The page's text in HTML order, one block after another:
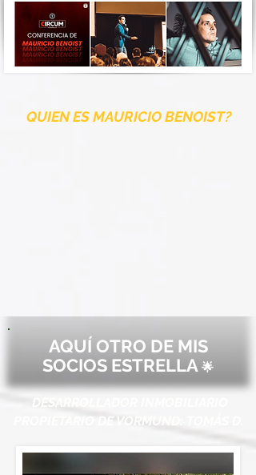
QUIEN ES MAURICIO BENOIST?
AQUÍ OTRO DE MIS
SOCIOS ESTRELLA 🌟
DESARROLLADOR INMOBILIARIO
PROPIETARIO DE VORMUND: TOMÁS D.